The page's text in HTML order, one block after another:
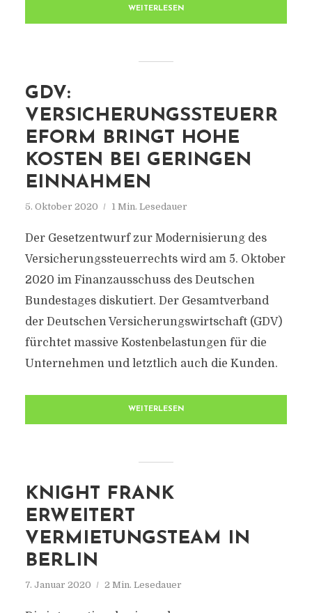
WEITERLESEN
GDV:
VERSICHERUNGSSTEUERR
EFORM BRINGT HOHE
KOSTEN BEI GERINGEN
EINNAHMEN
5. Oktober 2020 1 Min. Lesedauer
Der Gesetzentwurf zur Modernisierung des
Versicherungssteuerrechts wird am 5. Oktober
2020 im Finanzausschuss des Deutschen
Bundestages diskutiert. Der Gesamtverband
der Deutschen Versicherungswirtschaft (GDV)
fürchtet massive Kostenbelastungen für die
Unternehmen und letztlich auch die Kunden.
WEITERLESEN
KNIGHT FRANK
ERWEITERT
VERMIETUNGSTEAM IN
BERLIN
7. Januar 2020 2 Min. Lesedauer